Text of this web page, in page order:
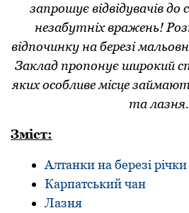
запрошує відвідувачів до
незабутніх вражень!
відпочинку на березі
Заклад пропонує широкий
яких особливе місце
та лазня.
Зміст:
Алтанки на березі річки
Карпатський чан
Лазня